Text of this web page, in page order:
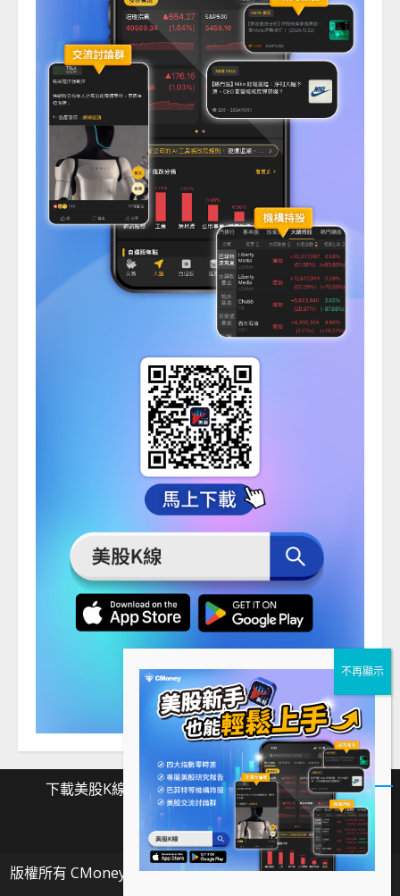
下載美股K線 Facebook Instagram Twitter
載
美
Facebook
Instagram
Twitter
版權所有 CMoney 全曜財經資訊股份有限公司|MoreNews